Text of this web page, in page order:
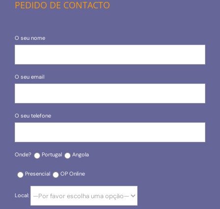
PEDIDO DE CONTACTO
O seu nome
O seu email
O seu telefone
Onde? Portugal Angola
Presencial OP Online
Local: